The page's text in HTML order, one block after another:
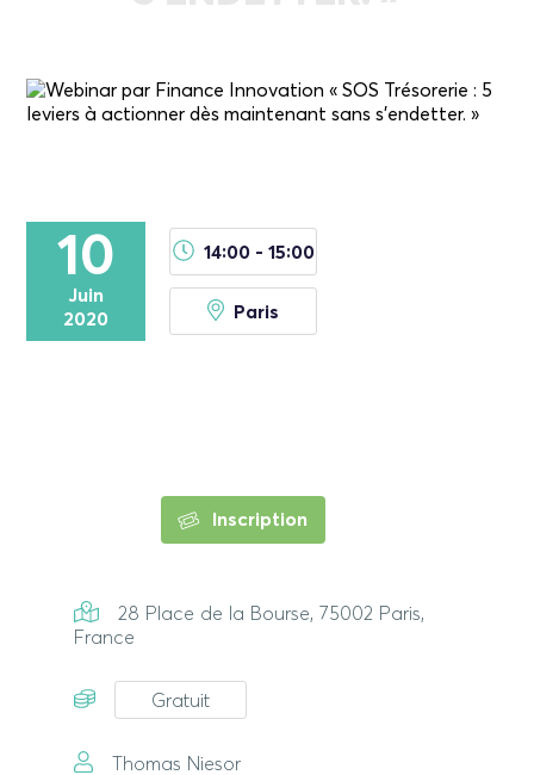
10
Juin
2020
14:00 - 15:00
Paris
Inscription
28 Place de la Bourse, 75002 Paris,
France
Gratuit
Thomas Niesor